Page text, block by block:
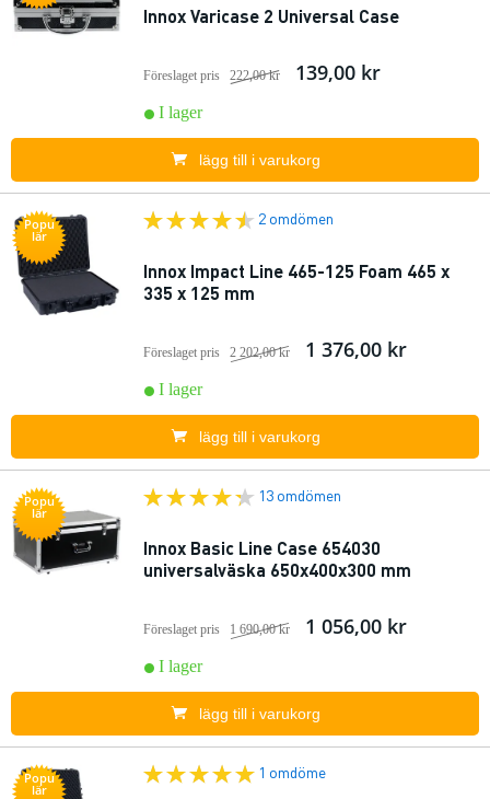
Innox Varicase 2 Universal Case
Föreslaget pris 222,00 kr 139,00 kr
I lager
lägg till i varukorg
Popu
lär
2 omdömen
Innox Impact Line 465-125 Foam 465 x
335 x 125 mm
Föreslaget pris 2 202,00 kr 1 376,00 kr
I lager
lägg till i varukorg
Popu
lär
13 omdömen
Innox Basic Line Case 654030
universalväska 650x400x300 mm
Föreslaget pris 1 690,00 kr 1 056,00 kr
I lager
lägg till i varukorg
Popu
lär
1 omdöme